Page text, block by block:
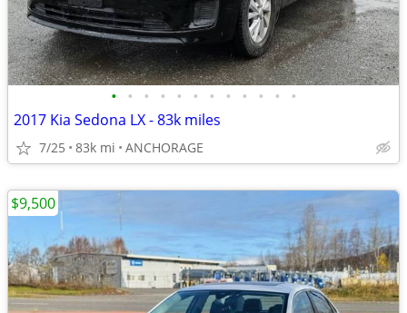
• • • • • • • • • • • •
2017 Kia Sedona LX - 83k miles
7/25 83k mi ANCHORAGE
$9,500